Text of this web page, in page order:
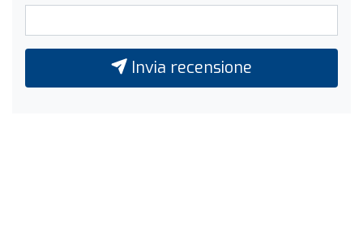
Invia recensione